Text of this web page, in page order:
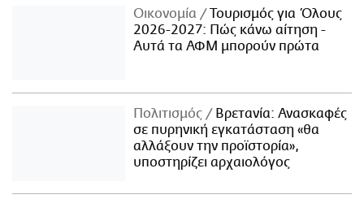
Οικονομία
Τουρισμός για Όλους
2026-2027: Πώς κάνω αίτηση -
Αυτά τα ΑΦΜ μπορούν πρώτα
Πολιτισμός
Βρετανία: Ανασκαφές
σε πυρηνική εγκατάσταση «θα
αλλάξουν την προϊστορία»,
υποστηρίζει αρχαιολόγος